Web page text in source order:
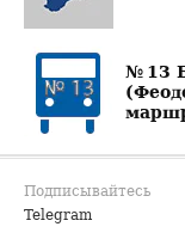
№ 13
Подписывайтесь
Telegram